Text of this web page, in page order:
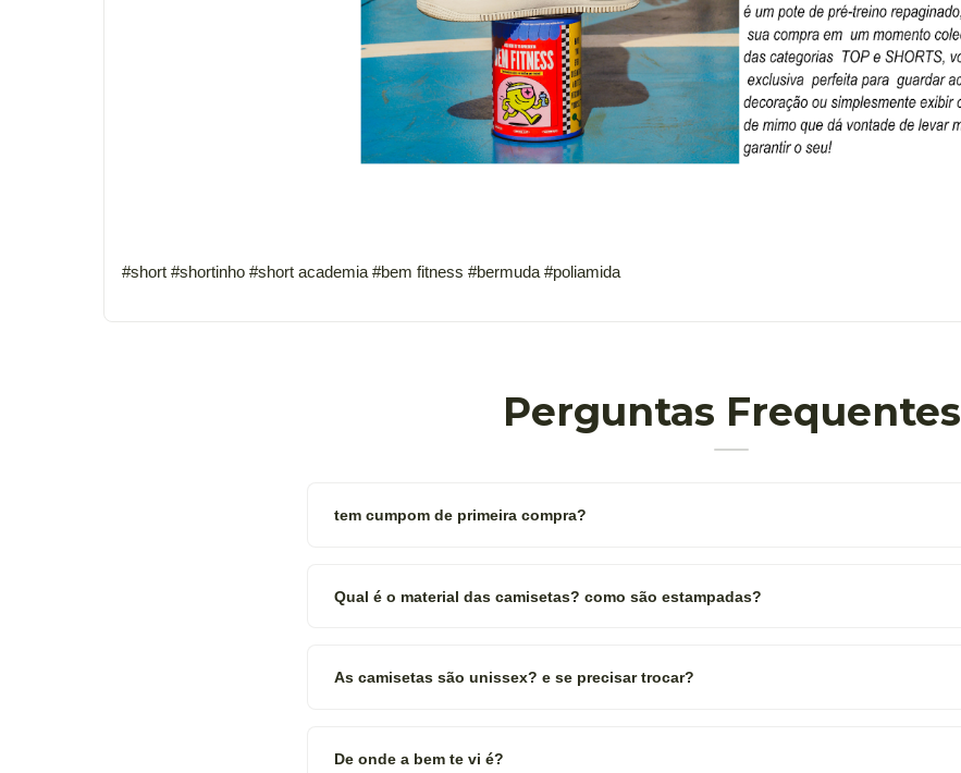
#short #shortinho #short academia #bem fitness #bermuda #poliamida
Perguntas Frequentes
tem cumpom de primeira compra?
Qual é o material das camisetas? como são estampadas?
As camisetas são unissex? e se precisar trocar?
De onde a bem te vi é?